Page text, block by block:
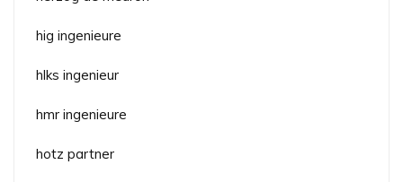
hig ingenieure
hlks ingenieur
hmr ingenieure
hotz partner